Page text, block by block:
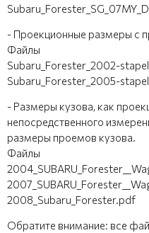
- Проекционные размеры с
Файлы
Subaru_Forester_2002-
Subaru_Forester_2005-
- Размеры кузова, как
непосредственного
размеры проемов кузова.
Файлы
2008_Subaru_Forester.pdf
Обратите внимание: все